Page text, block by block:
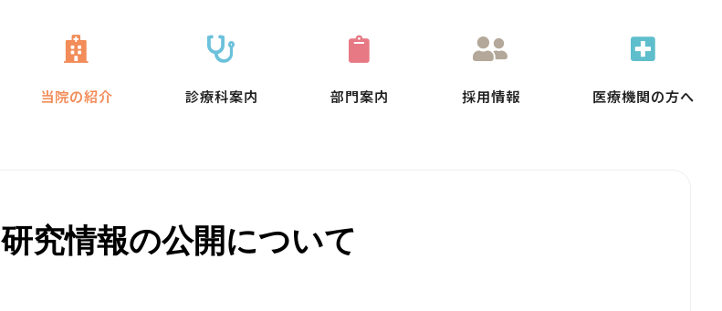
当院の紹介 診療科案内 部門案内 採用情報 医療機関の方へ
研究情報の公開について